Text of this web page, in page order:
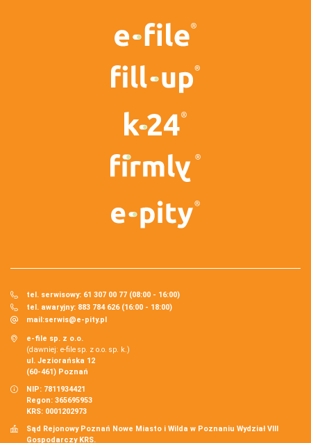
tel. serwisowy: 61 307 00 77 (08:00 - 16:00)
tel. awaryjny: 883 784 626 (16:00 - 18:00)
mail:serwis@e-pity.pl
e-file sp. z o.o.
(dawniej: e-file sp. z o.o. sp. k.)
ul. Jeziorańska 12
(60-461) Poznań
NIP: 7811934421
Regon: 365695953
KRS: 0001202973
Sąd Rejonowy Poznań Nowe Miasto i Wilda w Poznaniu Wydział VIII
Gospodarczy KRS.